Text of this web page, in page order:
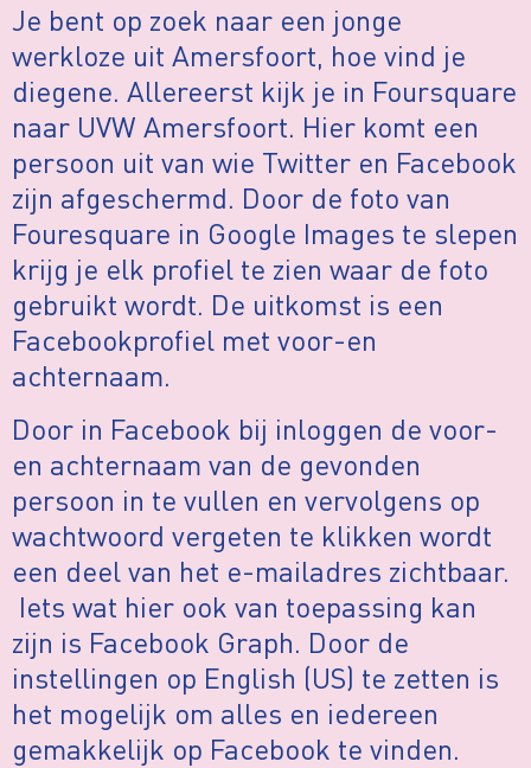
Je bent op zoek naar een jonge
werkloze uit Amersfoort, hoe vind je
diegene. Allereerst kijk je in Foursquare
naar UVW Amersfoort. Hier komt een
persoon uit van wie Twitter en Facebook
zijn afgeschermd. Door de foto van
Fouresquare in Google Images te slepen
krijg je elk profiel te zien waar de foto
gebruikt wordt. De uitkomst is een
Facebookprofiel met voor-en
achternaam.
Door in Facebook bij inloggen de voor-
en achternaam van de gevonden
persoon in te vullen en vervolgens op
wachtwoord vergeten te klikken wordt
een deel van het e-mailadres zichtbaar.
Iets wat hier ook van toepassing kan
zijn is Facebook Graph. Door de
instellingen op English (US) te zetten is
het mogelijk om alles en iedereen
gemakkelijk op Facebook te vinden.